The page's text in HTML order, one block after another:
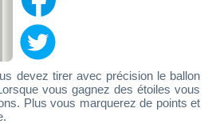
devez tirer avec précision le ballon
vous gagnez des étoiles vous
Plus vous marquerez de points et